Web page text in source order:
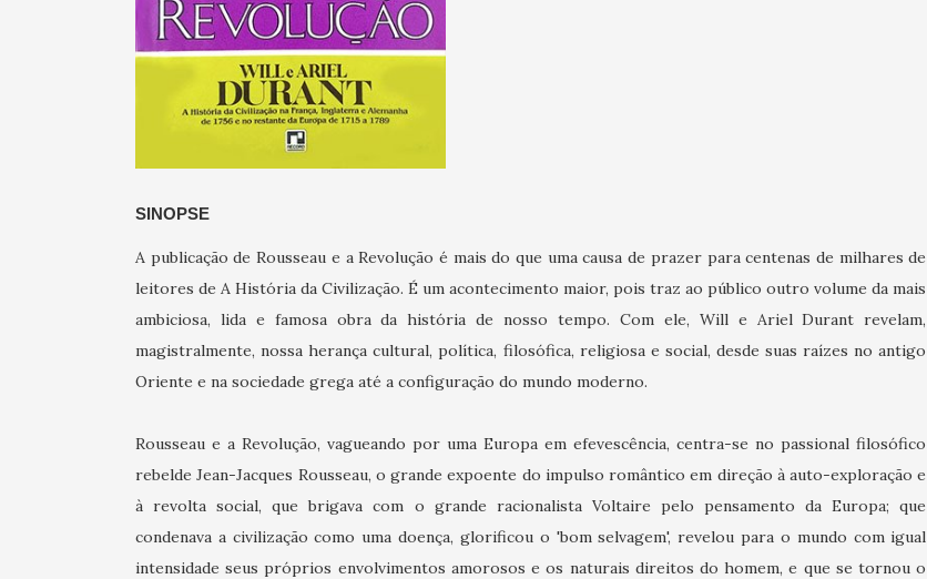
SINOPSE
A publicação de Rousseau e a Revolução é mais do que uma causa de prazer para centenas de milhares de
leitores de A História da Civilização. É um acontecimento maior, pois traz ao público outro volume da mais
ambiciosa, lida e famosa obra da história de nosso tempo. Com ele, Will e Ariel Durant revelam,
magistralmente, nossa herança cultural, política, filosófica, religiosa e social, desde suas raízes no antigo
Oriente e na sociedade grega até a configuração do mundo moderno.
Rousseau e a Revolução, vagueando por uma Europa em efevescência, centra-se no passional filosófico
rebelde Jean-Jacques Rousseau, o grande expoente do impulso romântico em direção à auto-exploração e
à revolta social, que brigava com o grande racionalista Voltaire pelo pensamento da Europa; que
condenava a civilização como uma doença, glorificou o 'bom selvagem', revelou para o mundo com igual
intensidade seus próprios envolvimentos amorosos e os naturais direitos do homem, e que se tornou o